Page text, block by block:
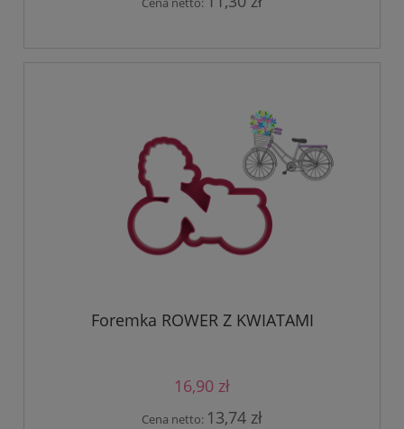
Foremka ROWER Z KWIATAMI
16,90 zł
Cena netto: 13,74 zł